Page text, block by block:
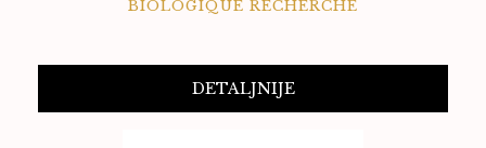
BIOLOGIQUE RECHERCHE
DETALJNIJE